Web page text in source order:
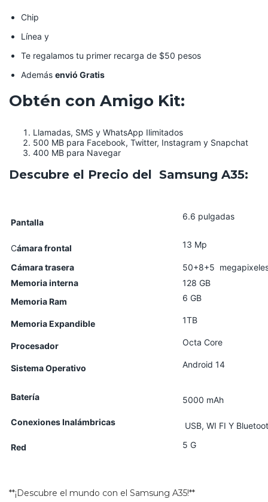
Chip
Línea y
Te regalamos tu primer recarga de $50 pesos
Además envió Gratis
Obtén con Amigo Kit:
Llamadas, SMS y WhatsApp Ilimitados
500 MB para Facebook, Twitter, Instagram y Snapchat
400 MB para Navegar
Descubre el Precio del Samsung A35:
Pantalla
6.6 pulgadas
Cámara frontal 13 Mp
Cámara trasera
50+8+5
Memoriainterna
128 GB
Memoria Ram
6 GB
Memoria Expandible 1TB
Procesador Octa Core
Sistema Operativo Android 14
Batería 5000 mAh
Conexiones Inalámbricas USB, WI FI Y
Red 5 G
**¡Descubre el mundo con el Samsung A35!**